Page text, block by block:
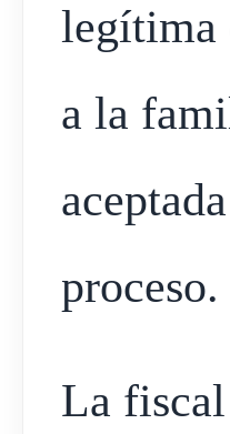
legítima
a la
proceso.
La